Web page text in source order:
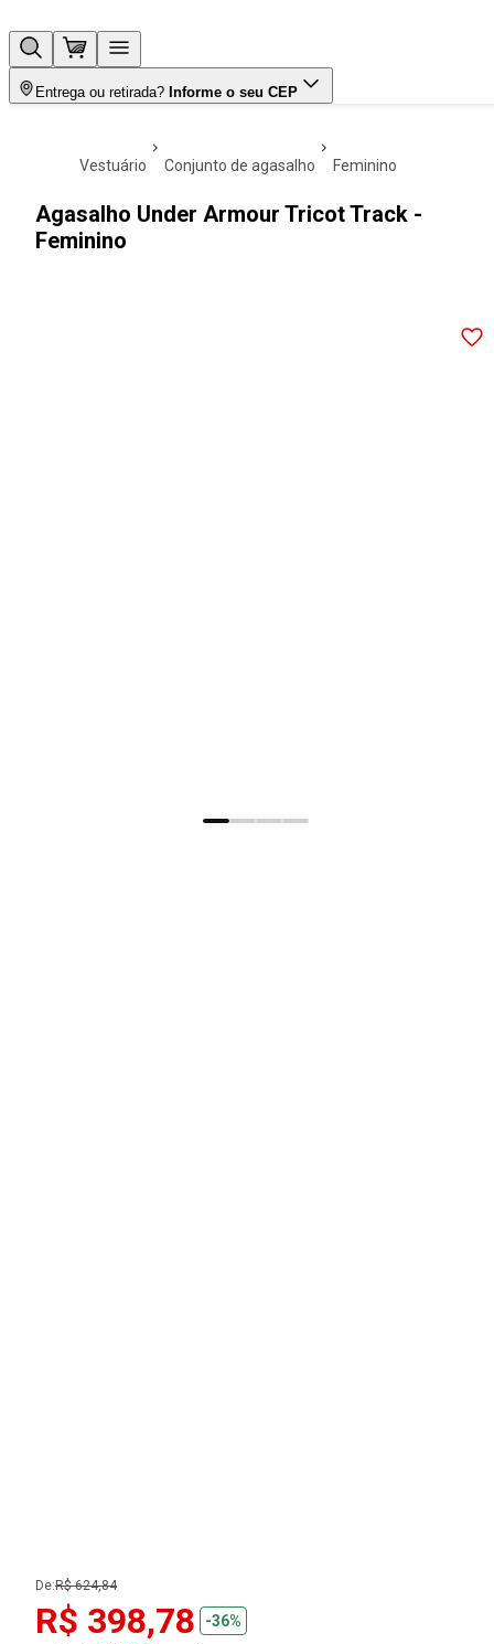
Entrega ou retirada? Informe o seu CEP
vestuário conjunto de agasalho feminino
Agasalho Under Armour Tricot Track -
Feminino
De:R$ 624,84
R$ 398,78
-36%